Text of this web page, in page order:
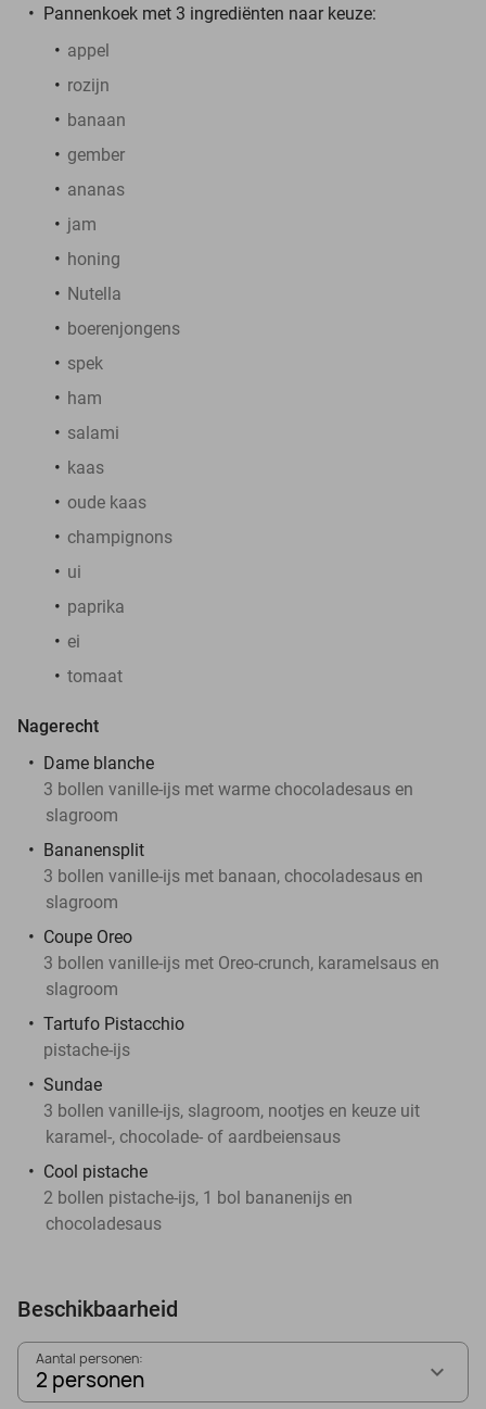
Pannenkoek met 3 ingrediënten naar keuze:
appel
rozijn
banaan
gember
ananas
jam
honing
Nutella
boerenjongens
spek
ham
salami
kaas
oude kaas
champignons
ui
paprika
ei
tomaat
Nagerecht
Dame blanche
3 bollen vanille-ijs met warme chocoladesaus en
slagroom
Bananensplit
3 bollen vanille-ijs met banaan, chocoladesaus en
slagroom
Coupe Oreo
3 bollen vanille-ijs met Oreo-crunch, karamelsaus en
slagroom
Tartufo Pistacchio
pistache-ijs
Sundae
3 bollen vanille-ijs, slagroom, nootjes en keuze uit
karamel-, chocolade- of aardbeiensaus
Cool pistache
2 bollen pistache-ijs, 1 bol bananenijs en
chocoladesaus
Beschikbaarheid
Aantal personen:
2 personen